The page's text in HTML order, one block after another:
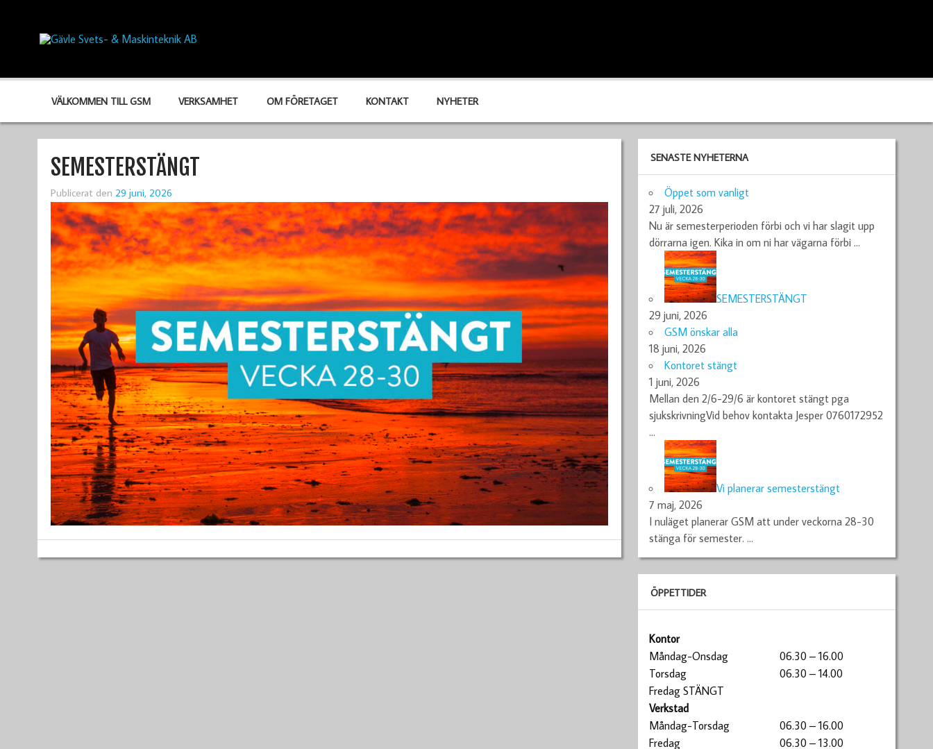
VÄLKOMMEN TILL GSM VERKSAMHET OM FÖRETAGET KONTAKT NYHETER
SEMESTERSTÄNGT
Publicerat den 29 juni, 2026
SENASTE NYHETERNA
Öppet som vanligt
27 juli, 2026
Nu är semesterperioden förbi och vi har slagit upp
dörrarna igen. Kika in om ni har vägarna förbi …
SEMESTERSTÄNGT
29 juni, 2026
GSM önskar alla
18 juni, 2026
Kontoret stängt
1 juni, 2026
Mellan den 2/6-29/6 är kontoret stängt pga
sjukskrivningVid behov kontakta Jesper 0760172952
…
Vi planerar semesterstängt
7 maj, 2026
I nuläget planerar GSM att under veckorna 28-30
stänga för semester. …
ÖPPETTIDER
Kontor
Måndag-Onsdag
06.30 – 16.00
Torsdag
06.30 – 14.00
Fredag STÄNGT
Verkstad
Måndag-Torsdag
06.30 – 16.00
Fredag
06.30 – 13.00